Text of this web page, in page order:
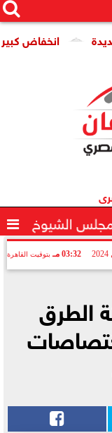
انخفاض كبير فى
الشيوخ 
03:32 مـ بتوقيت القاهرة
الطرق